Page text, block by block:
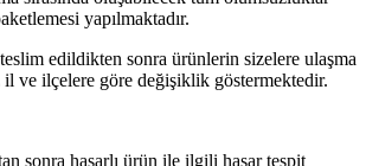
paketlemesi yapılmaktadır.
edildikten sonra ürünlerin sizelere ulaşma
ve ilçelere göre değişiklik göstermektedir.
sonra hasarlı ürün ile ilgili hasar tespit